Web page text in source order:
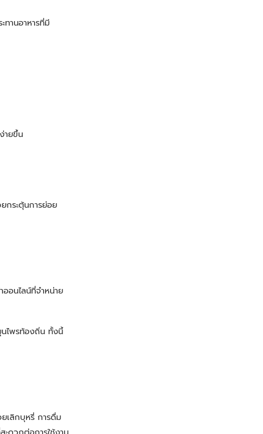
ทานอาหารที่มี
ายขึ้น
กระตุ้นการย่อย
อนไลน์ที่จำหน่าย
ไพรท้องถิ่น ทั้งนี้
เลิกบุหรี่ การดื่ม